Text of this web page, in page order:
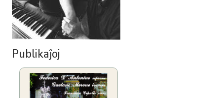
Publikaĵoj